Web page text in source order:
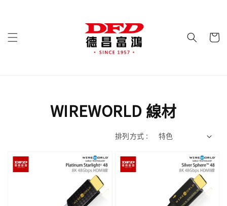
WIREWORLD 線材
排列方式 :